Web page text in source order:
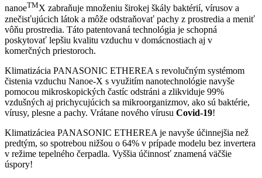
nanoeTMX zabraňuje množeniu širokej škály baktérií, vírusov a
znečisťujúcich látok a môže odstraňovať pachy z prostredia a meniť
vôňu prostredia. Táto patentovaná technológia je schopná
poskytovať lepšiu kvalitu vzduchu v domácnostiach aj v
komerčných priestoroch.
Klimatizácia PANASONIC ETHEREA s revolučným systémom
čistenia vzduchu Nanoe-X s využitím nanotechnológie navyše
pomocou mikroskopických častíc odstráni a zlikviduje 99%
vzdušných aj prichycujúcich sa mikroorganizmov, ako sú baktérie,
vírusy, plesne a pachy. Vrátane nového vírusu Covid-19!
Klimatizáciea PANASONIC ETHEREA je navyše účinnejšia než
predtým, so spotrebou nižšou o 64% v prípade modelu bez invertera
v režime tepelného čerpadla. Vyššia účinnosť znamená väčšie
úspory!